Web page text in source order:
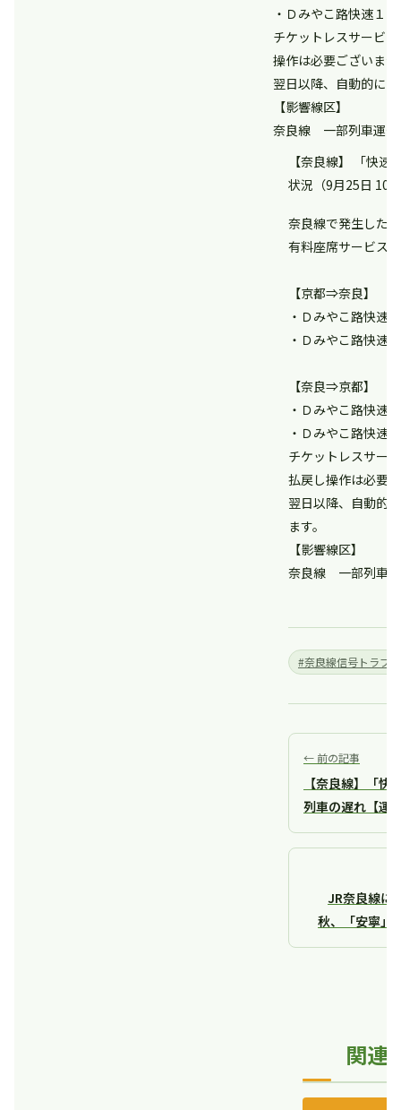
・Ｄみやこ路快速１
チケットレスサービ
操作は必要ございま
翌日以降、自動的に
【影響線区】
奈良線 一部列車運休
【奈良線】 「快
状況（9月25日 10
奈良線で発生した
有料座席サービス
【京都⇒奈良】
・Ｄみやこ路快速
・Ｄみやこ路快速
【奈良⇒京都】
・Ｄみやこ路快速
・Ｄみやこ路快速
チケットレスサー
払戻し操作は必要
翌日以降、自動的
ます。
【影響線区】
奈良線 一部列車
#奈良線信号トラブ
← 前の記事
【奈良線】「
列車の遅れ【運
JR奈良線に
秋、「安寧」
関連